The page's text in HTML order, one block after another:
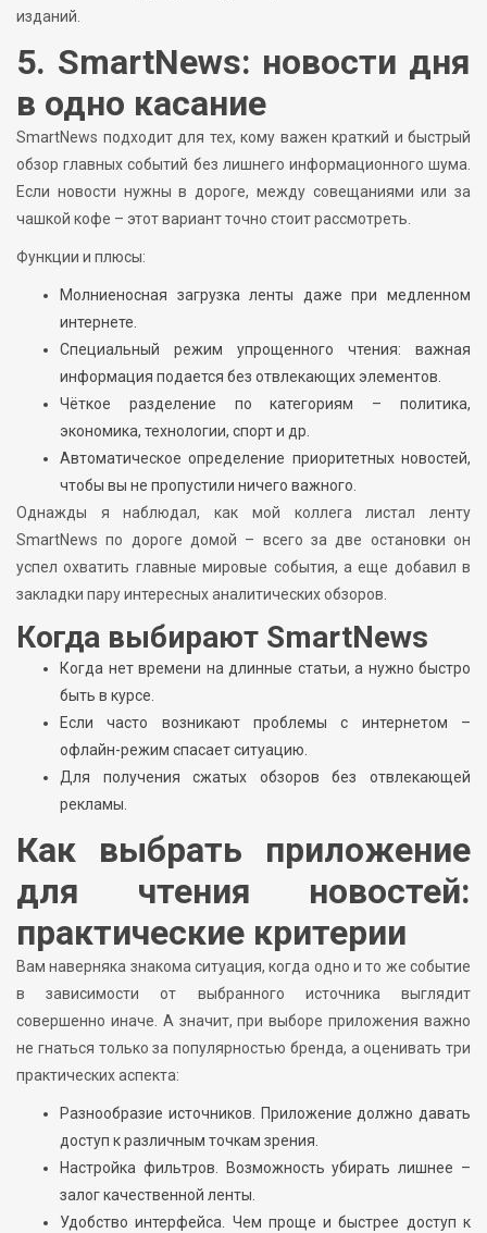
изданий.
5. SmartNews: новости дня
в одно касание
SmartNews подходит для тех, кому важен краткий и быстрый
обзор главных событий без лишнего информационного шума.
Если новости нужны в дороге, между совещаниями или за
чашкой кофе – этот вариант точно стоит рассмотреть.
Функции и плюсы:
Молниеносная загрузка ленты даже при медленном
интернете.
Специальный режим упрощенного чтения: важная
информация подается без отвлекающих элементов.
Чёткое разделение по категориям – политика,
экономика, технологии, спорт и др.
Автоматическое определение приоритетных новостей,
чтобы вы не пропустили ничего важного.
Однажды я наблюдал, как мой коллега листал ленту
SmartNews по дороге домой – всего за две остановки он
успел охватить главные мировые события, а еще добавил в
закладки пару интересных аналитических обзоров.
Когда выбирают SmartNews
Когда нет времени на длинные статьи, а нужно быстро
быть в курсе.
Если часто возникают проблемы с интернетом –
офлайн-режим спасает ситуацию.
Для получения сжатых обзоров без отвлекающей
рекламы.
Как выбрать приложение
для чтения новостей:
практические критерии
Вам наверняка знакома ситуация, когда одно и то же событие
в зависимости от выбранного источника выглядит
совершенно иначе. А значит, при выборе приложения важно
не гнаться только за популярностью бренда, а оценивать три
практических аспекта:
Разнообразие источников. Приложение должно давать
доступ к различным точкам зрения.
Настройка фильтров. Возможность убирать лишнее –
залог качественной ленты.
Удобство интерфейса. Чем проще и быстрее доступ к